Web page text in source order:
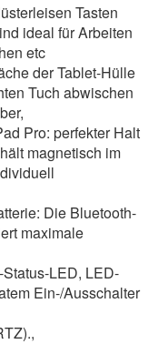
Tasten
ideal für Arbeiten
etc
der Tablet-Hülle
Tuch abwischen
Pro: perfekter Halt
magnetisch im
Die Bluetooth-
maximale
LED, LED-
Ein-/Ausschalter